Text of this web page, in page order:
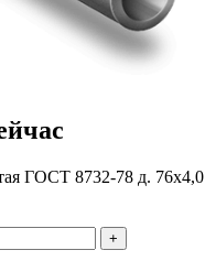
ГОСТ 8732-78 д. 76х4,0